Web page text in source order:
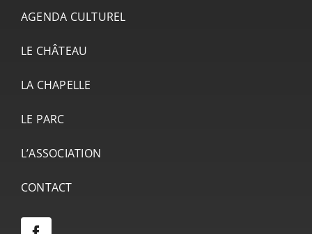
AGENDA CULTUREL
LE CHÂTEAU
LA CHAPELLE
LE PARC
L’ASSOCIATION
CONTACT